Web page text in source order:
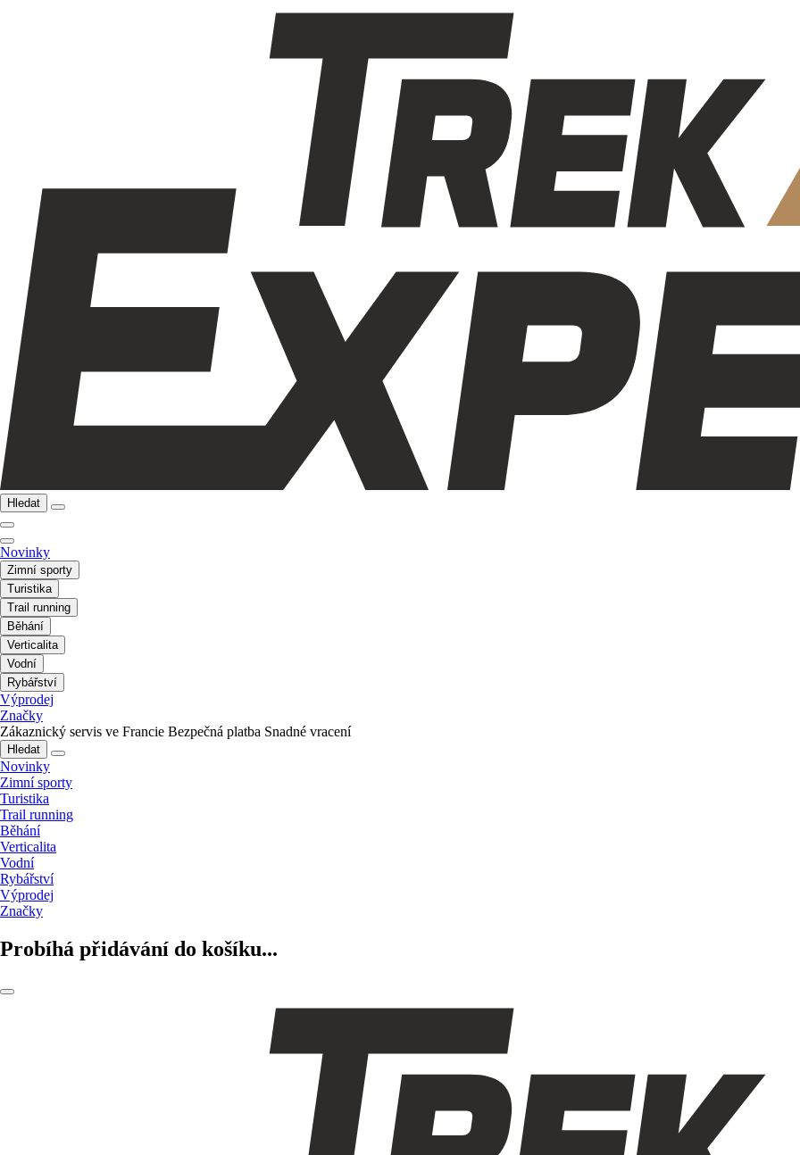
Hledat
Novinky
Zimní sporty
Turistika
Trail running
Běhání
Verticalita
Vodní
Rybářství
Výprodej
Značky
Zákaznický servis ve Francie Bezpečná platba Snadné vracení
Hledat
Novinky
Zimní sporty
Turistika
Trail running
Běhání
Verticalita
Vodní
Rybářství
Výprodej
Značky
Probíhá přidávání do košíku...